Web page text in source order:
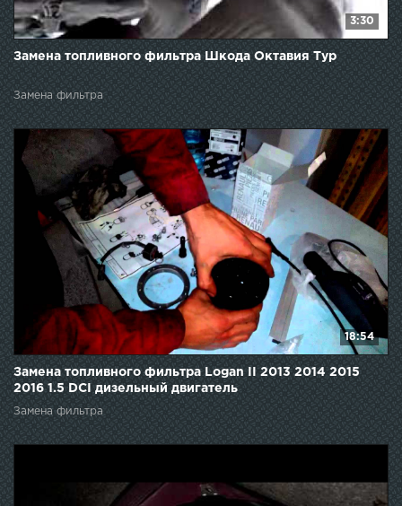
3:30
Замена топливного фильтра Шкода Октавия Тур
Замена фильтра
18:54
Замена топливного фильтра Logan II 2013 2014 2015
2016 1.5 DCI дизельный двигатель
Замена фильтра